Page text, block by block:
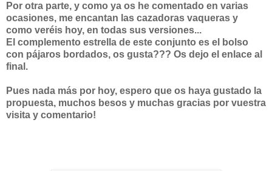
Por otra parte, y como ya os he comentado en varias
ocasiones, me encantan las cazadoras vaqueras y
como veréis hoy, en todas sus versiones...
El complemento estrella de este conjunto es el bolso
con pájaros bordados, os gusta??? Os dejo el enlace al
final.
Pues nada más por hoy, espero que os haya gustado la
propuesta, muchos besos y muchas gracias por vuestra
visita y comentario!